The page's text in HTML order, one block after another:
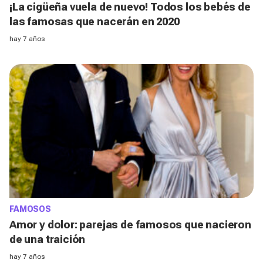
¡La cigüeña vuela de nuevo! Todos los bebés de
las famosas que nacerán en 2020
hay 7 años
FAMOSOS
Amor y dolor: parejas de famosos que nacieron
de una traición
hay 7 años